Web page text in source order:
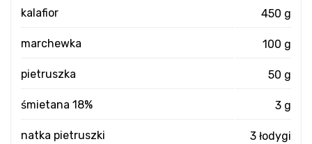
kalafior 450 g
marchewka 100 g
pietruszka 50 g
śmietana 18% 3 g
natka pietruszki 3 łodygi